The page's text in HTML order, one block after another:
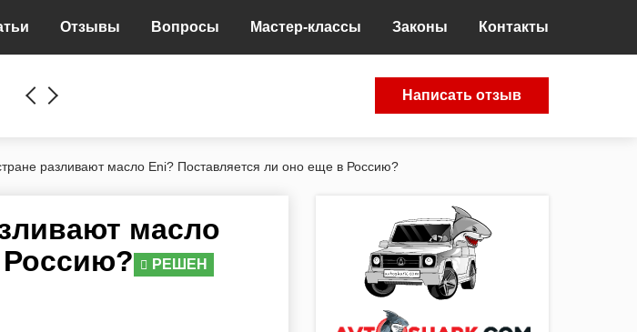
Отзывы Вопросы Мастер-классы Законы Контакты
Написать отзыв
разливают масло Eni? Поставляется ли оно еще в Россию?
масло
РЕШЕН